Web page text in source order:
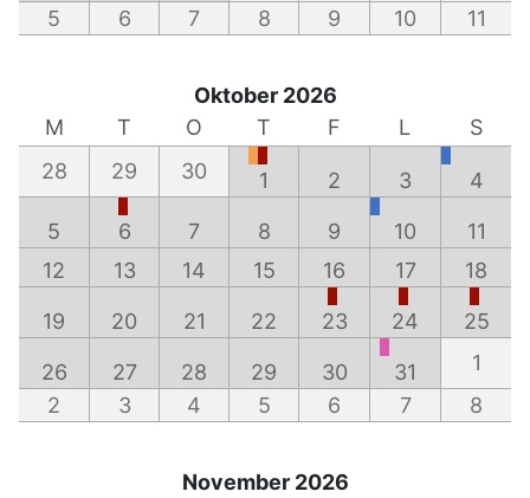
5
6 7 8 9 10 11
Oktober 2026
M
T O T F L
S
28
29 30 1 2 3 4
5 6 7 8 9 10
11
12
13 14 15 16 17 18
19 20 21 22 23 24 25
26 27 28 29 30 31
1
2
3 4 5 6 7 8
November 2026